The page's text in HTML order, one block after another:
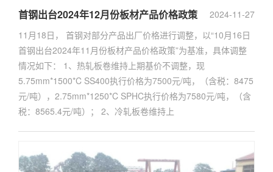
2024-11-27
首钢出台2024年12月份板材产品价格政策
11月18日， 首钢对部分产品出厂价格进行调整，以“10月16日
首钢出台2024年11月份板材产品价格政策”为基准，具体调整
情况如下： 1、热轧板卷维持上期基价不调整，现
5.75mm*1500*C SS400执行价格为7500元/吨，（含税：8475
元/吨），2.75mm*1250*C SPHC执行价格为7580元/吨，（含
税：8565.4元/吨）； 2、冷轧板卷维持上